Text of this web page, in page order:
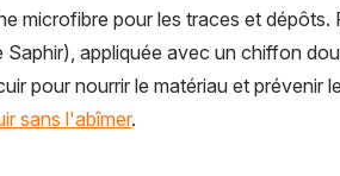
microfibre pour les traces et
Saphir), appliquée avec un chiffon
pour nourrir le matériau et prévenir
sans l'abîmer.